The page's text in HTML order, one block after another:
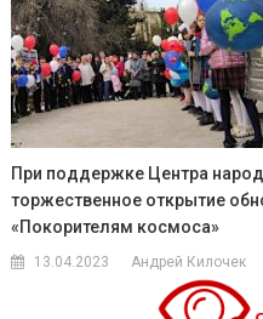
При поддержке Центра
торжественное открытие
«Покорителям космоса»
13.04.2023 Андрей Килочек